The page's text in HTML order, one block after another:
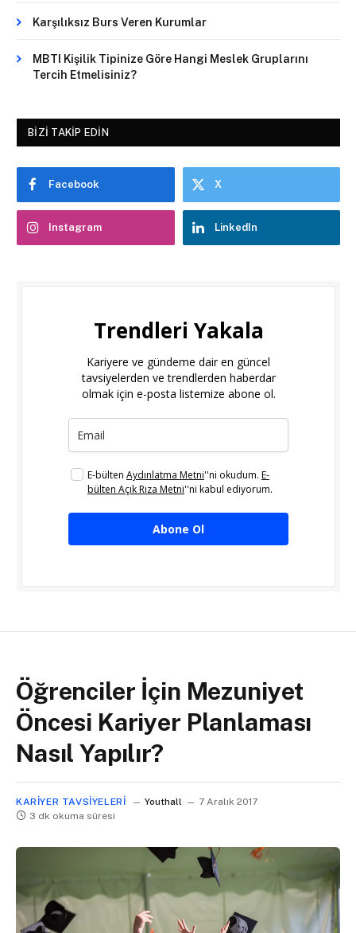
Karşılıksız Burs Veren Kurumlar
MBTI Kişilik Tipinize Göre Hangi Meslek Gruplarını
Tercih Etmelisiniz?
BIZI TAKIP EDIN
Facebook X
Instagram LinkedIn
Trendleri Yakala
Kariyere ve gündeme dair en güncel
tavsiyelerden ve trendlerden haberdar
olmak için e-posta listemize abone ol.
E-bülten Aydınlatma Metni''ni okudum. E-
bülten Açık Rıza Metni''ni kabul ediyorum.
Abone Ol
Öğrenciler İçin Mezuniyet
Öncesi Kariyer Planlaması
Nasıl Yapılır?
KARIYER TAVSIYELERI Youthall
7 Aralık 2017
3 dk okuma süresi